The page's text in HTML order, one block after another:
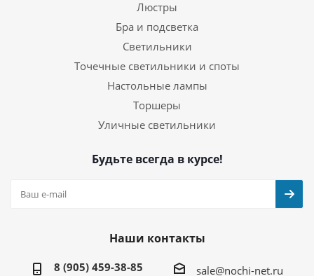
Люстры
Бра и подсветка
Светильники
Точечные светильники и споты
Настольные лампы
Торшеры
Уличные светильники
Будьте всегда в курсе!
Наши контакты
8 (905) 459-38-85 sale@nochi-net.ru